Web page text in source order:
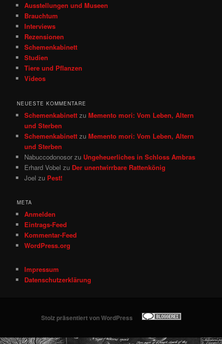
Ausstellungen und Museen
Brauchtum
Interviews
Rezensionen
Schemenkabinett
Studien
Tiere und Pflanzen
Videos
NEUESTE KOMMENTARE
Schemenkabinett zuMemento mori: Vom Leben, Altern
und Sterben
Schemenkabinett zuMemento mori: Vom Leben, Altern
und Sterben
Nabuccodonosor zu Ungeheuerliches in Schloss Ambras
Erhard Vobel zu Der unentwirrbare Rattenkönig
Joel zu Pest!
META
Anmelden
Eintrags-Feed
Kommentar-Feed
WordPress.org
Impressum
Datenschutzerklärung
Stolz präsentiert von WordPress